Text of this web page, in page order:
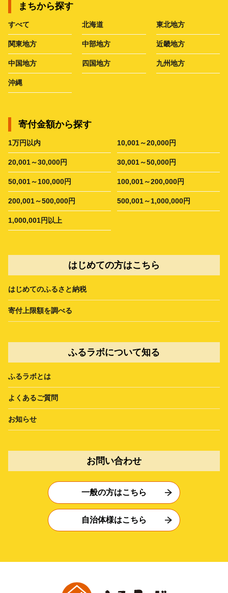
まちから探す
すべて 北海道 東北地方
関東地方 中部地方 近畿地方
中国地方 四国地方 九州地方
沖縄
寄付金額から探す
1万円以内 10,001～20,000円
20,001～30,000円 30,001～50,000円
50,001～100,000円 100,001～200,000円
200,001～500,000円 500,001～1,000,000円
1,000,001円以上
はじめての方はこちら
はじめてのふるさと納税
寄付上限額を調べる
ふるラボについて知る
ふるラボとは
よくあるご質問
お知らせ
お問い合わせ
一般の方はこちら
自治体様はこちら